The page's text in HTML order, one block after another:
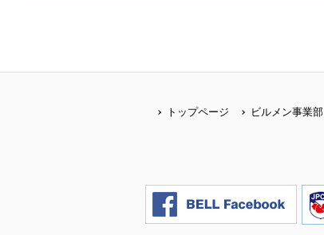
トップページ ビルメン事業部